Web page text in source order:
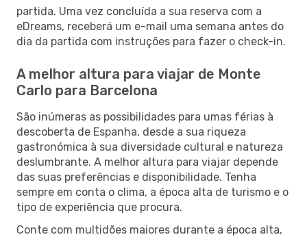
partida. Uma vez concluída a sua reserva com a
eDreams, receberá um e-mail uma semana antes do
dia da partida com instruções para fazer o check-in.
A melhor altura para viajar de Monte
Carlo para Barcelona
São inúmeras as possibilidades para umas férias à
descoberta de Espanha, desde a sua riqueza
gastronómica à sua diversidade cultural e natureza
deslumbrante. A melhor altura para viajar depende
das suas preferências e disponibilidade. Tenha
sempre em conta o clima, a época alta de turismo e o
tipo de experiência que procura.
Conte com multidões maiores durante a época alta,